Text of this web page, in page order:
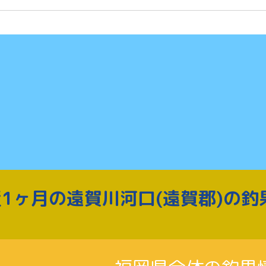
ヶ月の遠賀川河口(遠賀郡)の釣